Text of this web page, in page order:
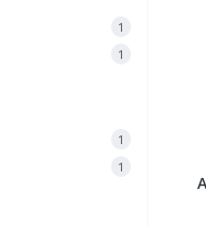
1
1
1
1